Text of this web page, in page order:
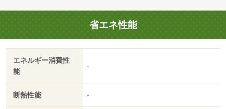
省エネ性能
エネルギー消費性
能
-
断熱性能 -